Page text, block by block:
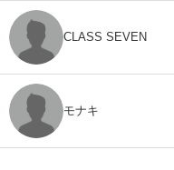
CLASS SEVEN
モナキ